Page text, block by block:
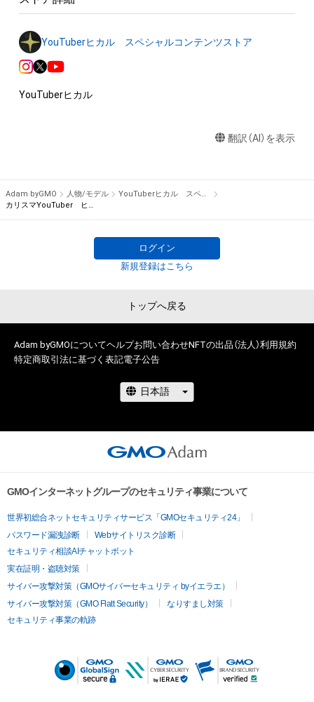
の著作物・商標等が含まれている場合、当社が不適切と判断する
(3) 当社の許諾を得てコンテンツを利用する場合、当社指定の著
作権表示を行ってください。当社の事前の了承なく、著作権表
示を変更、削除することはできません。
び生じる収益含め当社または原作者に帰属します。
YouTuberヒカル スペシャルコンテンツストア
YouTuberヒカル
翻訳（AI）を表示
Adam byGMO 人物/モデル
YouTuberヒカル スペシャルコンテンツストア
カリスマYouTuber ヒカルのビジュアルアート No.4
ログイン
新規登録はこちら
トップへ戻る
Adam byGMOについてヘルプお問い合わせNFTの出品（法人）利用規約
特定商取引法に基づく表記電子公告
GMOインターネットグループのセキュリティ事業について
世界初総合ネットセキュリティサービス「GMOセキュリティ24」
パスワード漏洩診断
Webサイトリスク診断
セキュリティ相談AIチャットボット
実在証明・盗聴対策
サイバー攻撃対策（GMOサイバーセキュリティ byイエラエ）
サイバー攻撃対策（GMO Flatt Security）
なりすまし対策
セキュリティ事業の軌跡